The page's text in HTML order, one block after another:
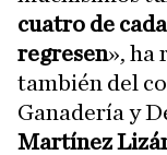
cuatro de
regresen», ha
también del
Ganadería y
Martínez